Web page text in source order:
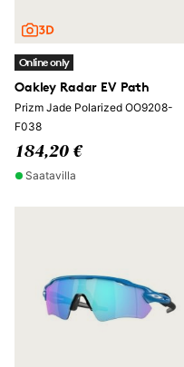
Online only
Oakley Radar EV Path
Prizm Jade Polarized OO9208-
F038
184,20 €
Saatavilla